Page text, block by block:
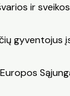
ir
gyventojus